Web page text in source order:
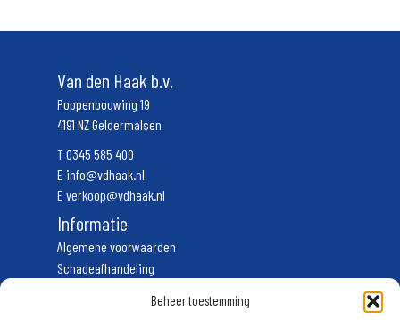
Beheer toestemming
Van den Haak b.v.
Poppenbouwing 19
4191 NZ Geldermalsen
T0345 585 400
E info@vdhaak.nl
E verkoop@vdhaak.nl
Informatie
Algemene voorwaarden
Schadeafhandeling